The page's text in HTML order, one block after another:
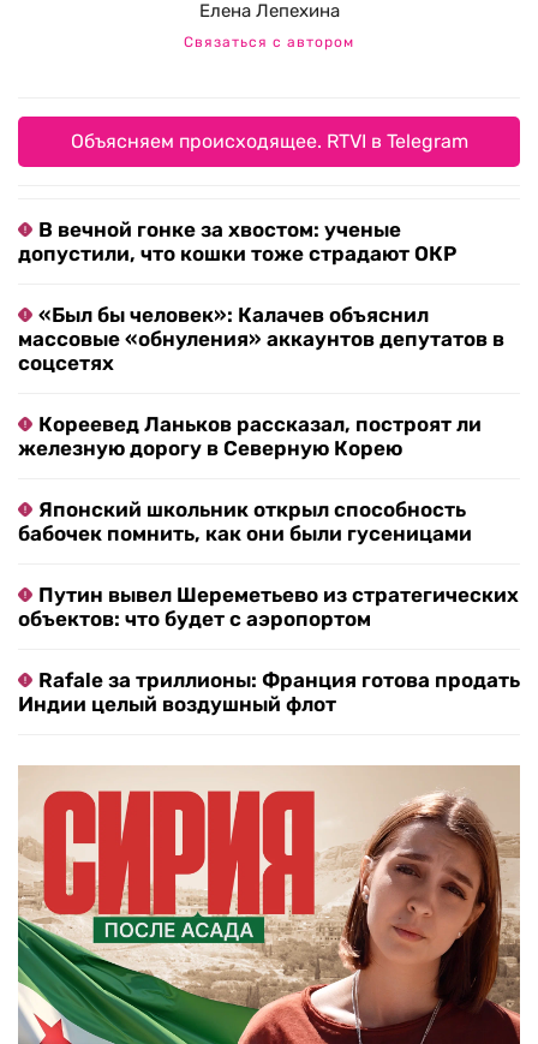
Елена Лепехина
Связаться с автором
Объясняем происходящее. RTVI в Telegram
В вечной гонке за хвостом: ученые
допустили, что кошки тоже страдают ОКР
«Был бы человек»: Калачев объяснил
массовые «обнуления» аккаунтов депутатов в
соцсетях
Кореевед Ланьков рассказал, построят ли
железную дорогу в Северную Корею
Японский школьник открыл способность
бабочек помнить, как они были гусеницами
Путин вывел Шереметьево из стратегических
объектов: что будет с аэропортом
Rafale за триллионы: Франция готова продать
Индии целый воздушный флот